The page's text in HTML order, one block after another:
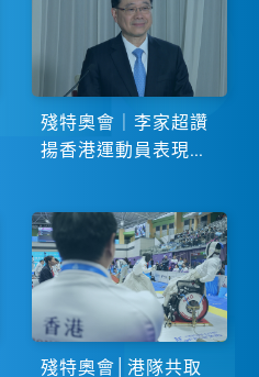
殘特奧會｜李家超讚
揚香港運動員表現卓
殘特奧會│港隊共取